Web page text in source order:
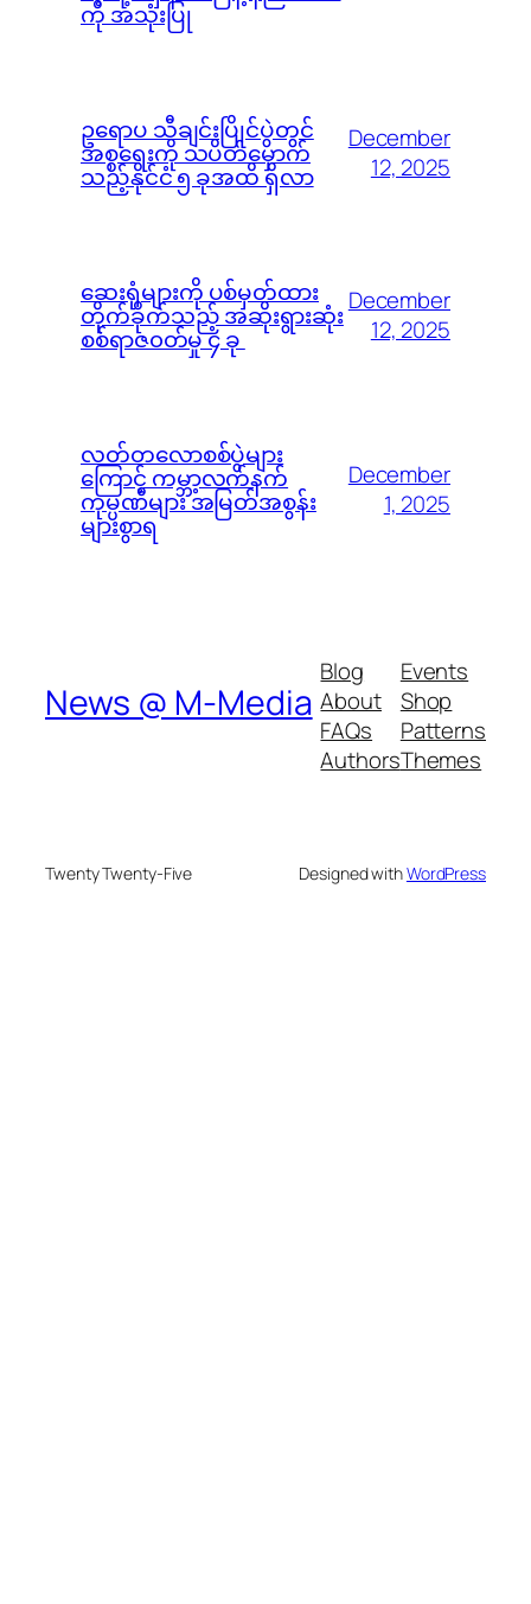
ကို အသုံးပြု
ဥရောပ သီချင်းပြိုင်ပွဲတွင်
အစ္စရေးကို သပိတ်မှောက်
သည့်နိုင်ငံ ၅ ခုအထိ ရှိလာ
December
12, 2025
ဆေးရုံများကို ပစ်မှတ်ထား
တိုက်ခိုက်သည့် အဆိုးရွားဆုံး
စစ်ရာဇ၀တ်မှု ၄ ခု
December
12, 2025
လတ်တလောစစ်ပွဲများ
ကြောင့် ကမ္ဘာ့လက်နက်
ကုမ္ပဏီများ အမြတ်အစွန်း
များစွာရ
December
1, 2025
News @ M-Media
Blog
About
FAQs
Authors
Events
Shop
Patterns
Themes
Twenty Twenty-Five Designed withWordPress